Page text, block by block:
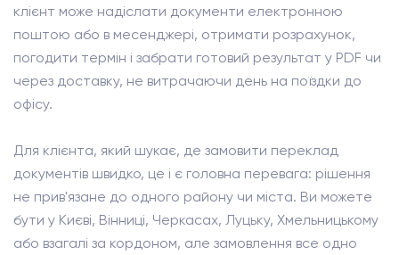
клієнт може надіслати документи електронною
поштою або в месенджері, отримати розрахунок,
погодити термін і забрати готовий результат у PDF чи
через доставку, не витрачаючи день на поїздки до
офісу.
Для клієнта, який шукає, де замовити переклад
документів швидко, це і є головна перевага: рішення
не прив'язане до одного району чи міста. Ви можете
бути у Києві, Вінниці, Черкасах, Луцьку, Хмельницькому
або взагалі за кордоном, але замовлення все одно